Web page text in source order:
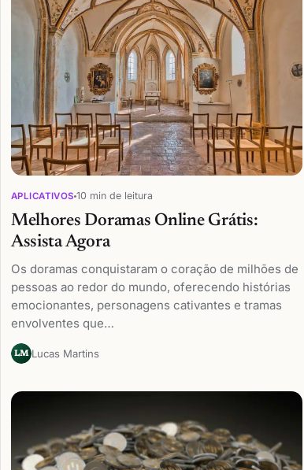
APLICATIVOS 10 min de leitura
Melhores Doramas Online Grátis:
Assista Agora
Os doramas conquistaram o coração de milhões de
pessoas ao redor do mundo, oferecendo histórias
emocionantes, personagens cativantes e tramas
envolventes que…
LM Lucas Martins